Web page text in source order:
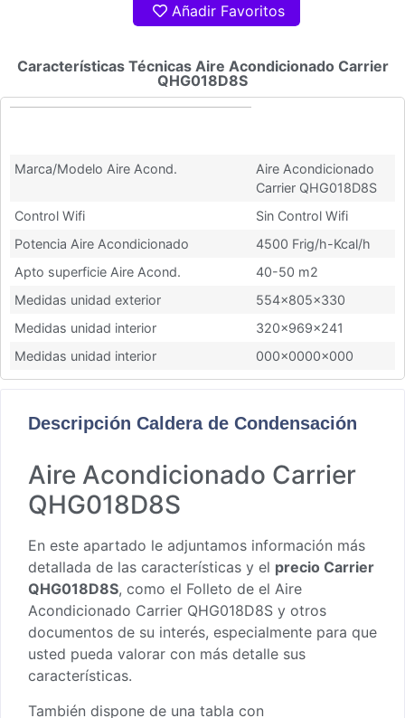
Añadir Favoritos
Características Técnicas Aire Acondicionado Carrier
QHG018D8S
Marca/Modelo Aire Acond.
Aire Acondicionado
Carrier QHG018D8S
Control Wifi
Sin Control Wifi
Potencia Aire Acondicionado
4500 Frig/h-Kcal/h
Apto superficie Aire Acond.
40-50 m2
Medidas unidad exterior
554x805x330
Medidas unidad interior
320x969x241
Medidas unidad interior
000x0000x000
Descripción Caldera de Condensación
Aire Acondicionado Carrier
QHG018D8S
En este apartado le adjuntamos información más
detallada de las características y el precio Carrier
QHG018D8S, como el Folleto de el Aire
Acondicionado Carrier QHG018D8S y otros
documentos de su interés, especialmente para que
usted pueda valorar con más detalle sus
características.
También dispone de una tabla con